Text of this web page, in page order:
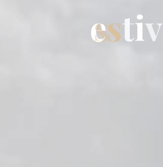
estiv